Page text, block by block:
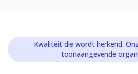
Kwaliteit die wordt herkend.
toonaangevende